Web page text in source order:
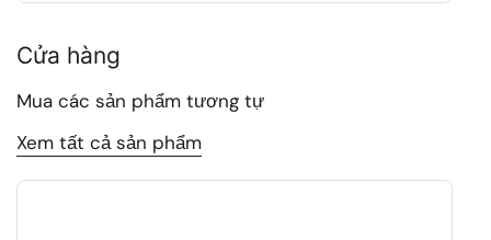
Cửa hàng
Mua các sản phẩm tương tự
Xem tất cả sản phẩm